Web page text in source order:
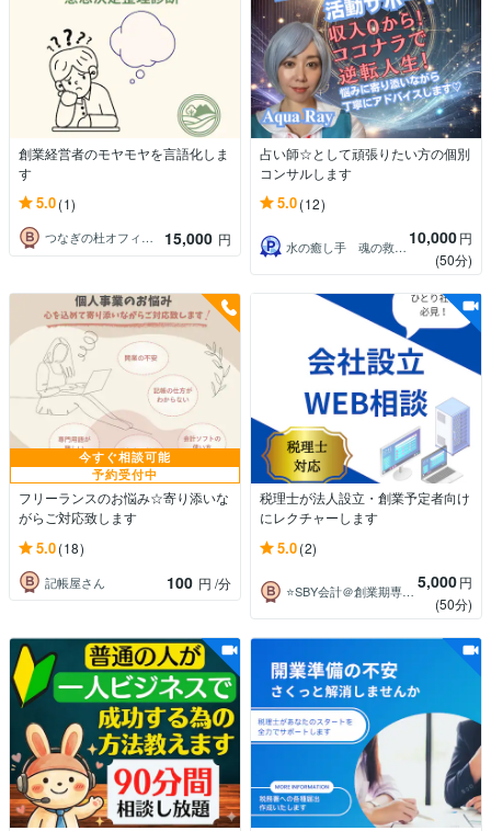
創業経営者のモヤモヤを言語化しま
す
5.0(1)
つなぎの杜オフィス白川啓介行政書士事務所 15,000 円
占い師☆として頑張りたい方の個別
コンサルします
5.0(12)
水の癒し手 魂の救済 Aqua Ray 10,000円
(50分)
今すぐ相談可能
予約受付中
フリーランスのお悩み☆寄り添いな
がらご対応致します
5.0(18)
記帳屋さん 100 円 /分
税理士が法人設立・創業予定者向け
にレクチャーします
5.0(2)
⭐SBY会計＠創業期専門の税理士 5,000円
(50分)